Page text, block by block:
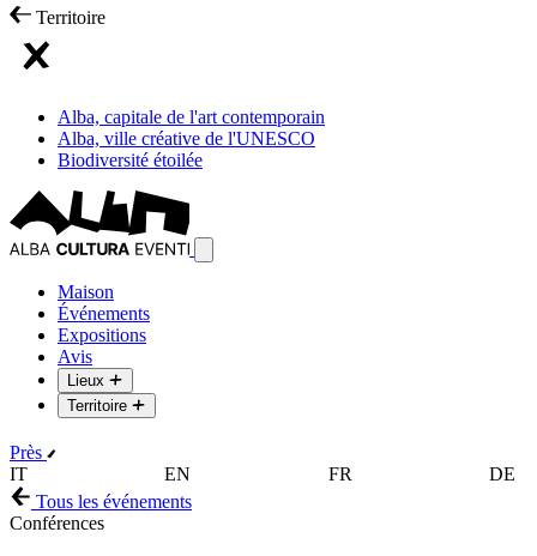
Territoire
Alba, capitale de l'art contemporain
Alba, ville créative de l'UNESCO
Biodiversité étoilée
Maison
Événements
Expositions
Avis
Lieux
Territoire
Près
IT
EN FR
DE
Tous les événements
Conférences